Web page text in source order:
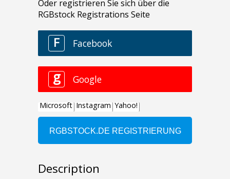
Description